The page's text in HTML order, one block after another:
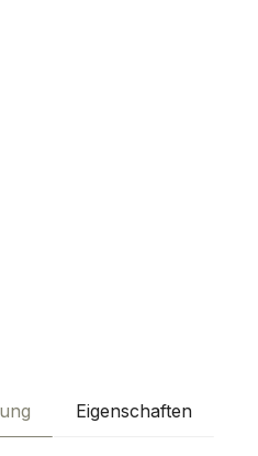
Eigenschaften